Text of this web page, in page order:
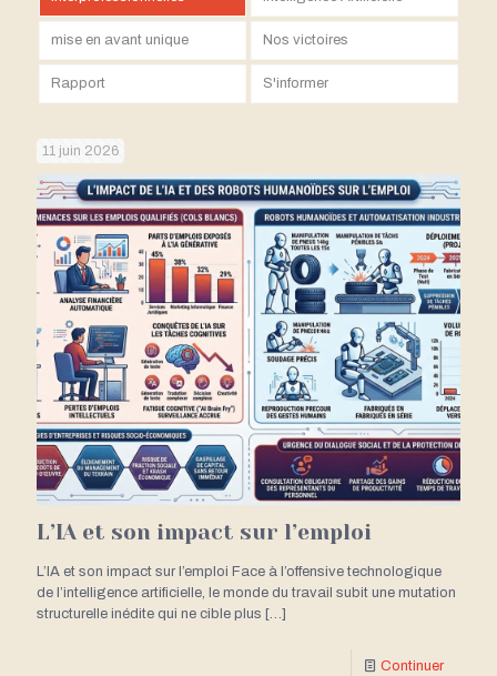
mise en avant unique Nos victoires
Rapport S'informer
11 juin 2026
L’IA et son impact sur l’emploi
L’IA et son impact sur l’emploi Face à l’offensive technologique
de l’intelligence artificielle, le monde du travail subit une mutation
structurelle inédite qui ne cible plus […]
Continuer